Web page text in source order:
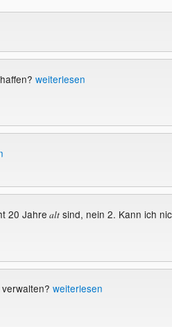
weiterlesen
20 Jahre altsind, nein 2. Kann ich
weiterlesen